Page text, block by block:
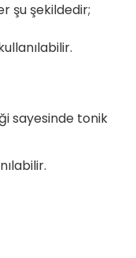
şu şekildedir;
sayesinde tonik